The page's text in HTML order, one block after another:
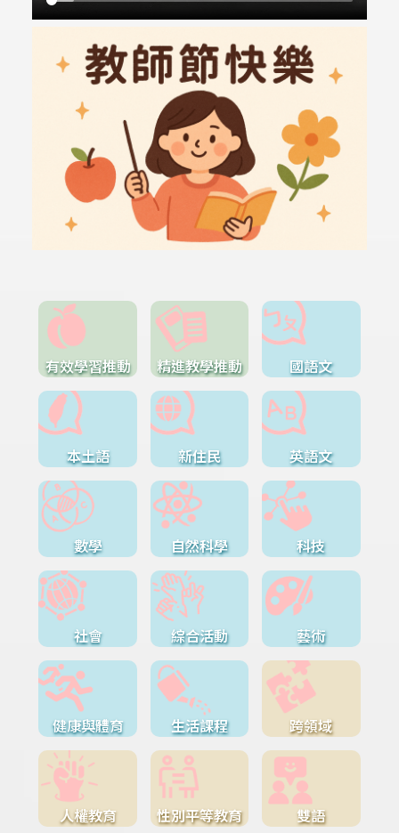
有效學習推動 精進教學推動 國語文
本土語 新住民 英語文
數學 自然科學 科技
社會 綜合活動 藝術
健康與體育 生活課程 跨領域
人權教育 性別平等教育 雙語